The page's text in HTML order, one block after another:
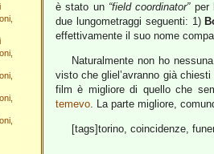
è stato un “field coordinator”per
due lungometraggi seguenti: 1)
effettivamente il suo nome
Naturalmente non ho
visto che gliel’avranno già
film è migliore di quello che
temevo. La parte migliore,
[tags]torino, coincidenze,